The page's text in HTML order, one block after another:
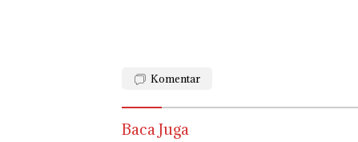
Komentar
Baca Juga